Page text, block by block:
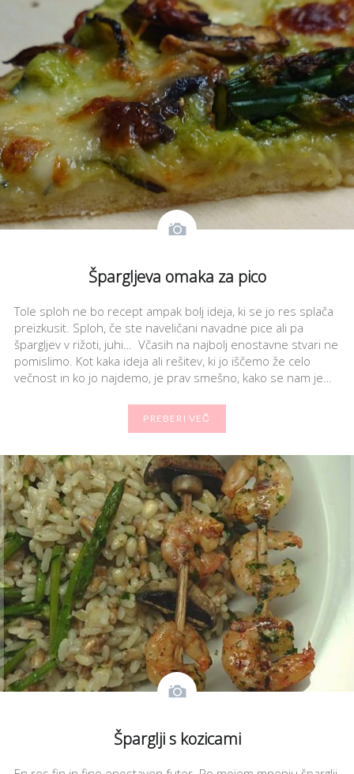
Špargljeva omaka za pico
Tole sploh ne bo recept ampak bolj ideja, ki se jo res splača
preizkusit. Sploh, če ste naveličani navadne pice ali pa
špargljev v rižoti, juhi… Včasih na najbolj enostavne stvari ne
pomislimo. Kot kaka ideja ali rešitev, ki jo iščemo že celo
večnost in ko jo najdemo, je prav smešno, kako se nam je…
PREBERI VEČ
Šparglji s kozicami